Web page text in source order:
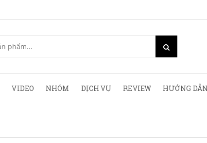
VIDEO NHÓM DỊCH VỤ REVIEW HƯỚNG